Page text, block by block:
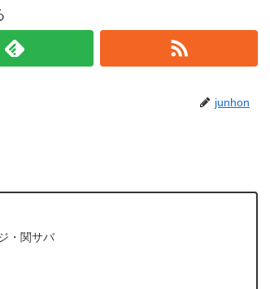
junhon
・関サバ